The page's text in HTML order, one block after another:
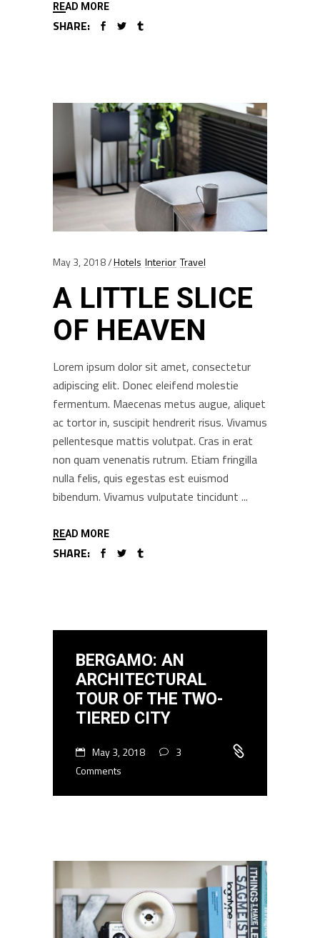
READ MORE
SHARE:
May 3, 2018 Hotels Interior Travel
A LITTLE SLICE
OF HEAVEN
Lorem ipsum dolor sit amet, consectetur
adipiscing elit. Donec eleifend molestie
fermentum. Maecenas metus augue, aliquet
ac tortor in, suscipit hendrerit risus. Vivamus
pellentesque mattis volutpat. Cras in erat
non quam venenatis rutrum. Etiam fringilla
nulla felis, quis egestas est euismod
bibendum. Vivamus vulputate tincidunt
READ MORE
SHARE:
BERGAMO: AN
ARCHITECTURAL
TOUR OF THE TWO-
TIERED CITY
May 3, 2018
3
Comments